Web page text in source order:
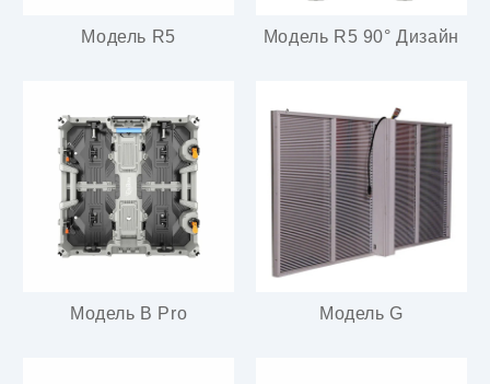
Модель R5 Модель R5 90° Дизайн
Модель B Pro Модель G